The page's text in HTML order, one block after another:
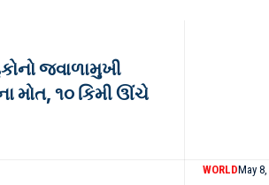
જ્વાળામુખી
મોત, ૧૦ કિમી ઊંચે
WORLDMay